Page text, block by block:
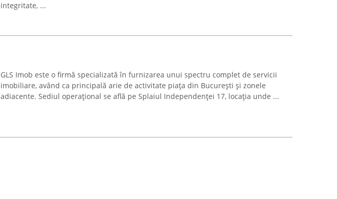
integritate, ...
GLS Imob este o firmă specializată în furnizarea unui spectru complet de servicii
imobiliare, având ca principală arie de activitate piața din București și zonele
adiacente. Sediul operațional se află pe Splaiul Independenței 17, locația unde ...